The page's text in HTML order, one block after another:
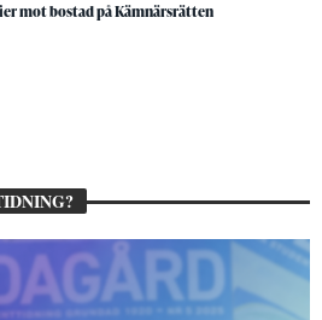
mot bostad på Kämnärsrätten